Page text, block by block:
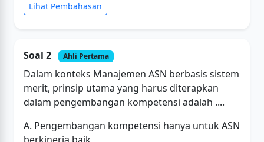
Lihat Pembahasan
Soal 2 Ahli Pertama
Dalam konteks Manajemen ASN berbasis sistem
merit, prinsip utama yang harus diterapkan
dalam pengembangan kompetensi adalah ....
A. Pengembangan kompetensi hanya untuk ASN